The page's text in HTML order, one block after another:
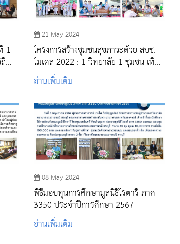
1
21 May 2024
โครงการสร้างชุมชนสุขภาวะด้วย สบช.
โมเดล 2022 : 1 วิทยาลัย 1 ชุมชน เทิด
พระเกียรติพระบาทสมเด็จพระวชิรเกล้า
เจ้าอยู่หัว (2565 - 2567) ภายใต้
เมืองสระบุรี
อ่านเพิ่มเติม
ก
08 May 2024
พิธีมอบทุนการศึกษามูลนิธิโรตารี ภาค
3350 ประจำปีการศึกษา 2567
อ่านเพิ่มเติม